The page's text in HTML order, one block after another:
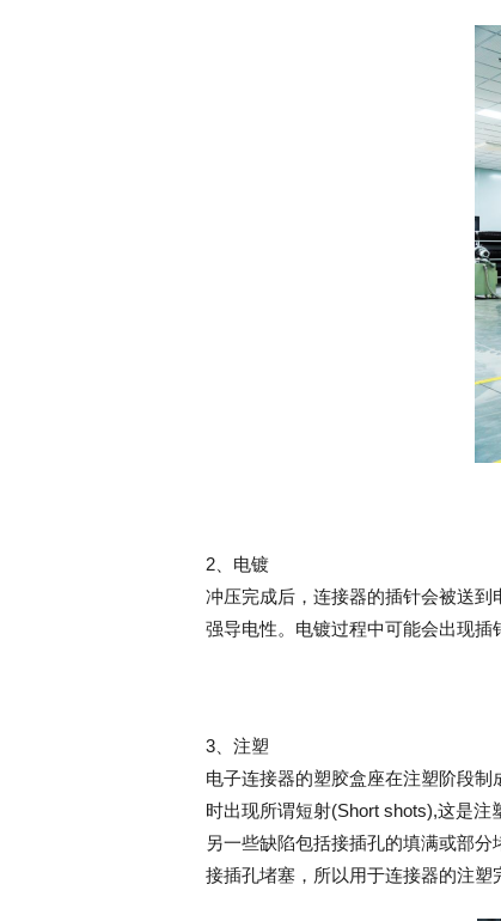
2、电镀
冲压完成后，‌连接器的插针会被送
强导电性。‌电镀过程中可能会出现插
3、注塑
电子连接器的塑胶盒座在注塑阶段
时出现所谓短射(Short shots),这是注
另一些缺陷包括接插孔的填满或部
接插孔堵塞，所以用于连接器的注塑